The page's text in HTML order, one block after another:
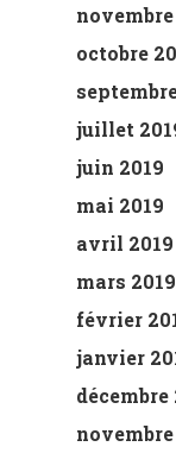
novembre
octobre
juillet
juin 2019
mai 2019
avril 2019
mars 2019
février
janvier
décembre
novembre